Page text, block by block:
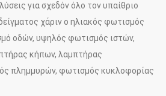
για σχεδόν όλο τον υπαίθριο
χάριν ο ηλιακός φωτισμός
οδών, υψηλός φωτισμός ιστών,
κήπων, λαμπτήρας
πλημμυρών, φωτισμός κυκλοφορίας